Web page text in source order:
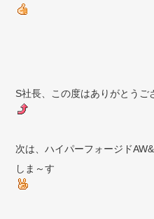
S社長、この度はありがとうご
次は、ハイパーフォージド
しま～す